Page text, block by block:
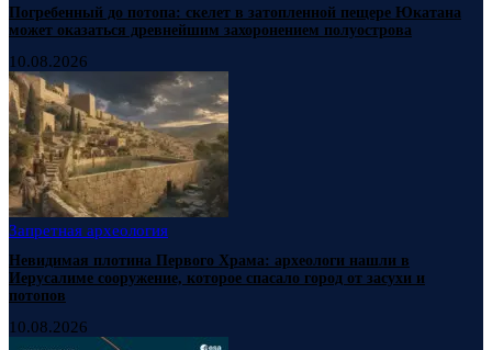
Погребенный до потопа: скелет в затопленной пещере Юкатана
может оказаться древнейшим захоронением полуострова
10.08.2026
Запретная археология
Невидимая плотина Первого Храма: археологи нашли в
Иерусалиме сооружение, которое спасало город от засухи и
потопов
10.08.2026